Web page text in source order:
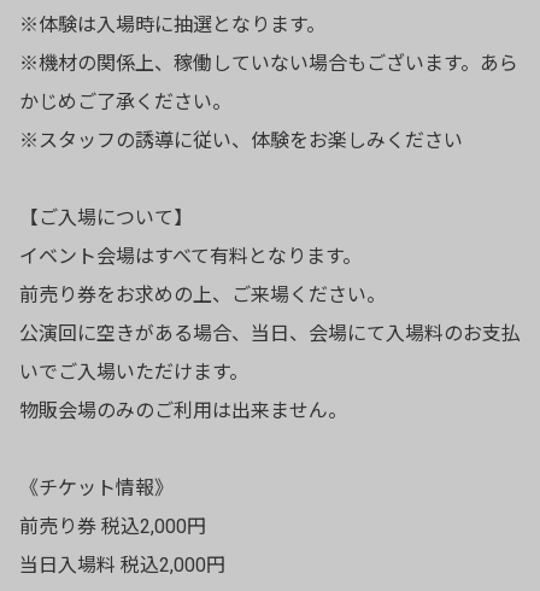
※体験は入場時に抽選となります。
※機材の関係上、稼働していない場合もございます。あら
かじめご了承ください。
※スタッフの誘導に従い、体験をお楽しみください
【ご入場について】
イベント会場はすべて有料となります。
前売り券をお求めの上、ご来場ください。
公演回に空きがある場合、当日、会場にて入場料のお支払
いでご入場いただけます。
物販会場のみのご利用は出来ません。
《チケット情報》
前売り券 税込2,000円
当日入場料 税込2,000円